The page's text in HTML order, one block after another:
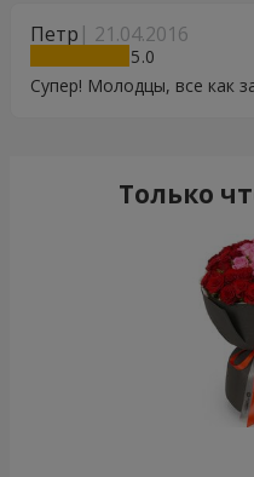
Петр 21.04.2016
5
Супер! Молодцы, все как
Только